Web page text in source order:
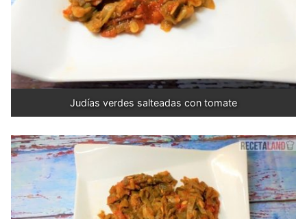
Judías verdes salteadas con tomate